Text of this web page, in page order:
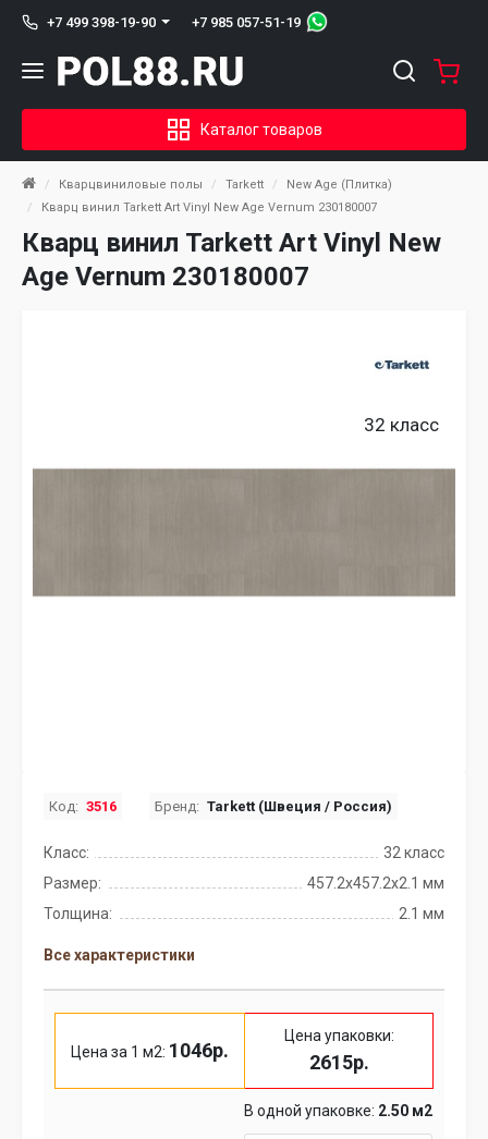
+7 499 398-19-90 +7 985 057-51-19
Каталог товаров
Кварцвиниловые полы Tarkett
New Age (Плитка)
Кварц винил Tarkett Art Vinyl New Age Vernum 230180007
Кварц винил Tarkett Art Vinyl New
Age Vernum 230180007
32 класс
Код: 3516 Бренд: Tarkett (Швеция / Россия)
Класс:
32 класс
Размер:
457.2x457.2х2.1 мм
Толщина:
2.1 мм
Все характеристики
Цена за 1 м2: 1046р.
Цена упаковки:
2615р.
В одной упаковке: 2.50 м2